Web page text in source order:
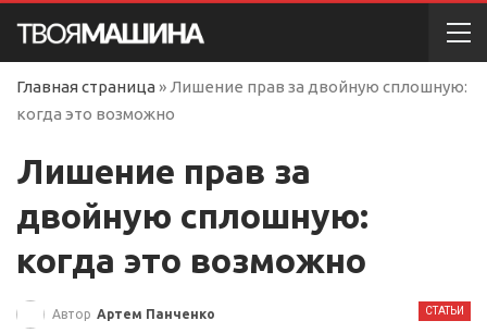
Главная страница » Лишение прав за двойную сплошную:
когда это возможно
Лишение прав за
двойную сплошную:
когда это возможно
СТАТЬИ
Автор Артем Панченко